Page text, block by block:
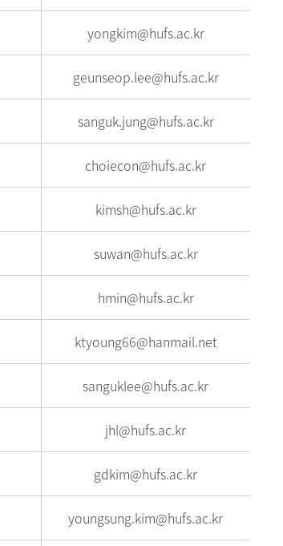
yongkim@hufs.ac.kr
geunseop.lee@hufs.ac.kr
sanguk.jung@hufs.ac.kr
choiecon@hufs.ac.kr
kimsh@hufs.ac.kr
suwan@hufs.ac.kr
hmin@hufs.ac.kr
ktyoung66@hanmail.net
sanguklee@hufs.ac.kr
jhl@hufs.ac.kr
gdkim@hufs.ac.kr
youngsung.kim@hufs.ac.kr